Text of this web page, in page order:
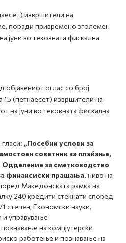
извршители на
поради привремено зголемен
јуни во тековната фискална
објавениот оглас со број
(петнаесет) извршители на
на јуни во тековната фискална
„Посебни услови за
советник за плаќање,
за сметководство
финансиски прашања. ниво на
Македонската рамка на
240 кредити стекнати според
степен, Економски науки,
и управување
на компјутерски
работење и познавање на